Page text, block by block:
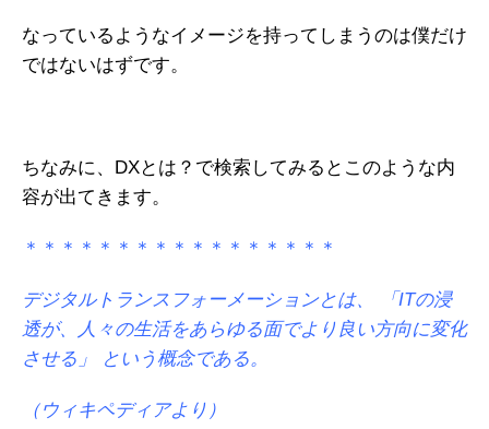
なっているようなイメージを持ってしまうのは僕だけ
ではないはずです。
ちなみに、DXとは？で検索してみるとこのような内
容が出てきます。
＊＊＊＊＊＊＊＊＊＊＊＊＊＊＊＊＊
デジタルトランスフォーメーションとは、
「ITの浸
透が、人々の生活をあらゆる面でより良い方向に変化
させる」
という概念である。
（ウィキペディアより）